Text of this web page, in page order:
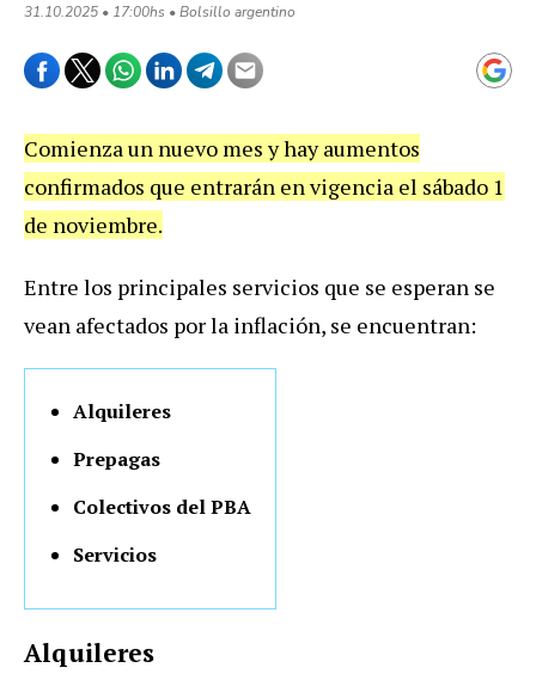
31.10.2025 • 17:00hs • Bolsillo argentino
Comienza un nuevo mes y hay aumentos
confirmados que entrarán en vigencia el sábado 1
de noviembre.
Entre los principales servicios que se esperan se
vean afectados por la inflación, se encuentran:
Alquileres
Prepagas
Colectivos del PBA
Servicios
Alquileres